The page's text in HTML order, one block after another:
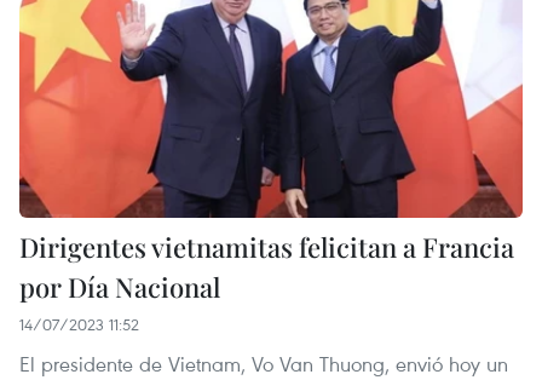
Dirigentes vietnamitas felicitan a Francia
por Día Nacional
14/07/2023 11:52
El presidente de Vietnam, Vo Van Thuong, envió hoy un